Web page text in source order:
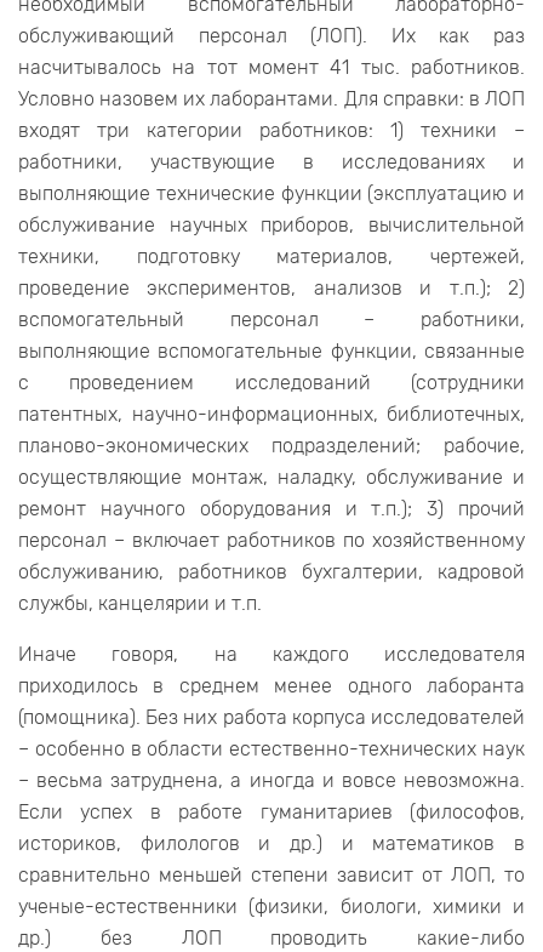
обслуживающий персонал (ЛОП). Их как раз
насчитывалось на тот момент 41 тыс. работников.
Условно назовем их лаборантами. Для справки: в ЛОП
входят три категории работников: 1) техники –
работники, участвующие в исследованиях и
выполняющие технические функции (эксплуатацию и
обслуживание научных приборов, вычислительной
техники, подготовку материалов, чертежей,
проведение экспериментов, анализов и т.п.); 2)
вспомогательный персонал – работники,
выполняющие вспомогательные функции, связанные
с проведением исследований (сотрудники
патентных, научно-информационных, библиотечных,
планово-экономических подразделений; рабочие,
осуществляющие монтаж, наладку, обслуживание и
ремонт научного оборудования и т.п.); 3) прочий
персонал – включает работников по хозяйственному
обслуживанию, работников бухгалтерии, кадровой
службы, канцелярии и т.п.
Иначе говоря, на каждого исследователя
приходилось в среднем менее одного лаборанта
(помощника). Без них работа корпуса исследователей
– особенно в области естественно-технических наук
– весьма затруднена, а иногда и вовсе невозможна.
Если успех в работе гуманитариев (философов,
историков, филологов и др.) и математиков в
сравнительно меньшей степени зависит от ЛОП, то
ученые-естественники (физики, биологи, химики и
др.) без ЛОП проводить какие-либо